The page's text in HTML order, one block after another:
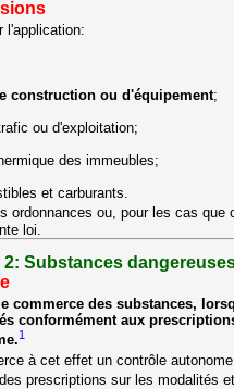
l'application:
construction ou d'équipement;
ou d'exploitation;
des immeubles;
et carburants.
ordonnances ou, pour les cas
loi.
2: Substances
commerce des substances,
conformément aux
1
à cet effet un contrôle
prescriptions sur les modalités